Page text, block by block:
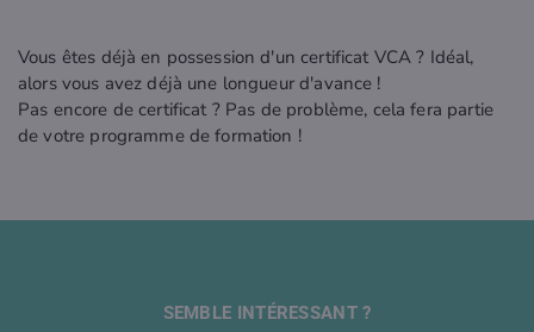
Vous êtes déjà en possession d'un certificat VCA ? Idéal,
alors vous avez déjà une longueur d'avance !
Pas encore de certificat ? Pas de problème, cela fera partie
de votre programme de formation !
SEMBLE INTÉRESSANT ?